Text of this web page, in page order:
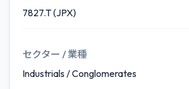
7827.T (JPX)
セクター / 業種
Industrials / Conglomerates